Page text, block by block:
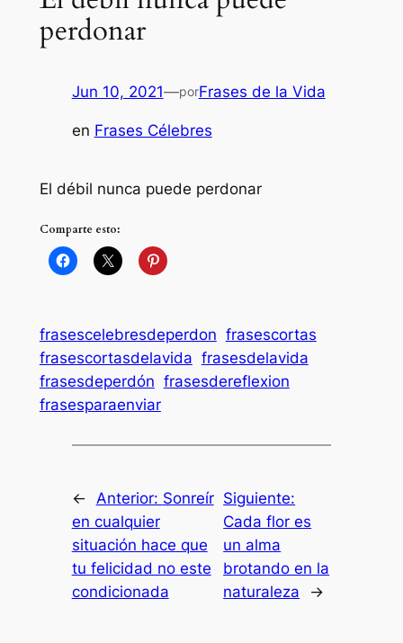
perdonar
Jun 10, 2021—porFrases de la Vida
en Frases Célebres
El débil nunca puede perdonar
Comparte esto:
frasescelebresdeperdon frasescortas
frasescortasdelavida frasesdelavida
frasesdeperdón frasesdereflexion
frasesparaenviar
← Anterior: Sonreír
en cualquier
situación hace que
tu felicidad no este
condicionada
Siguiente:
Cada flor es
un alma
brotando en la
naturaleza
→